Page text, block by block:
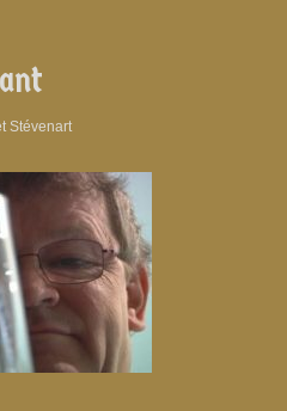
Stévenart